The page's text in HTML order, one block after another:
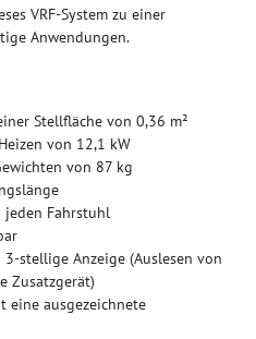
VRF-System zu einer
Anwendungen.
Stellfläche von 0,36 m²
von 12,1 kW
von 87 kg
jeden Fahrstuhl
stellige Anzeige (Auslesen von
Zusatzgerät)
eine ausgezeichnete